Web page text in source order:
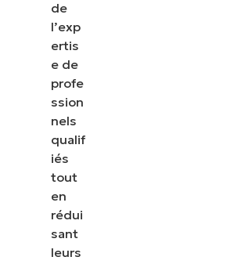
de
l’exp
ertis
e de
profe
ssion
nels
qualif
iés
tout
en
rédui
sant
leurs